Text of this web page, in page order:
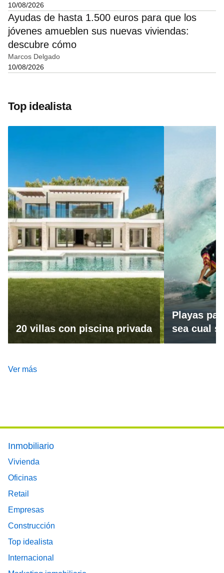
10/08/2026
Ayudas de hasta 1.500 euros para que los
jóvenes amueblen sus nuevas viviendas:
descubre cómo
Marcos Delgado
10/08/2026
Top idealista
20 villas con piscina privada
Playas
sea cual
Ver más
Footer main menu
Inmobiliario
Vivienda
Oficinas
Retail
Empresas
Construcción
Top idealista
Internacional